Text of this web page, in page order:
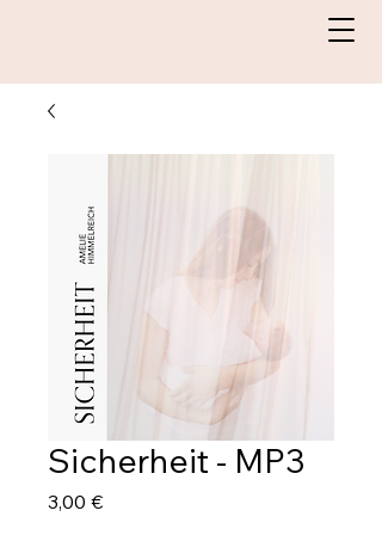
Sicherheit - MP3
3,00 €Preis